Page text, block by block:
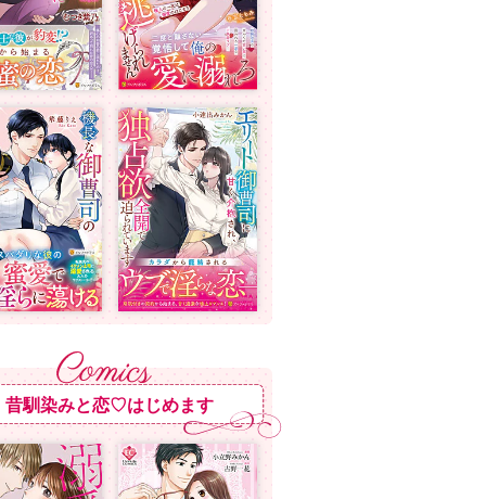
昔馴染みと恋♡はじめます